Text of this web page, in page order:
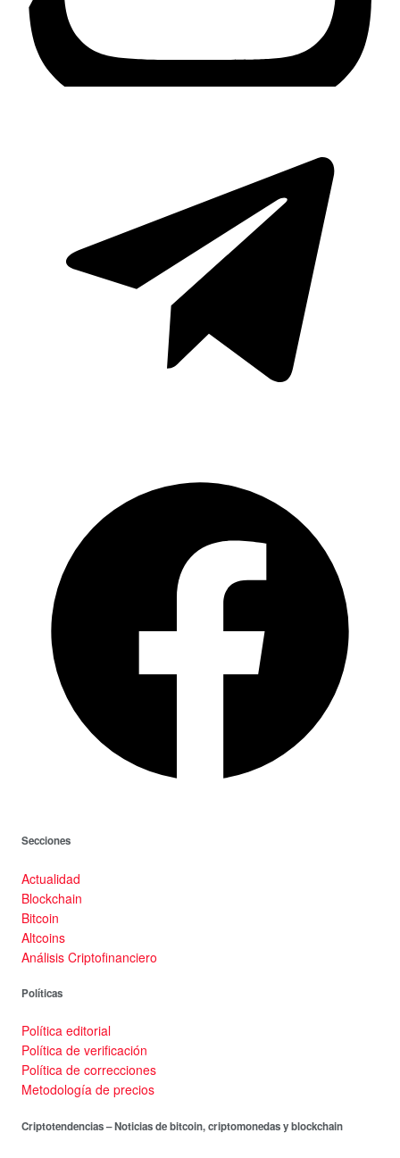
Secciones
Actualidad
Blockchain
Bitcoin
Altcoins
Análisis Criptofinanciero
Políticas
Política editorial
Política de verificación
Política de correcciones
Metodología de precios
Criptotendencias – Noticias de bitcoin, criptomonedas y blockchain